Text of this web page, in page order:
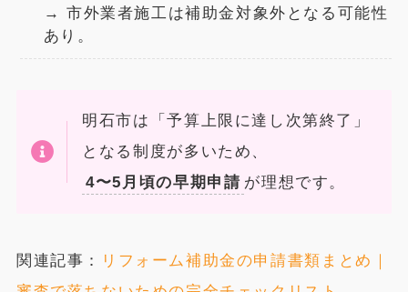
→ 市外業者施工は補助金対象外となる可能性
あり。
明石市は「予算上限に達し次第終了」
となる制度が多いため、
4〜5月頃の早期申請 が理想です。
関連記事：
リフォーム補助金の申請書類まとめ｜